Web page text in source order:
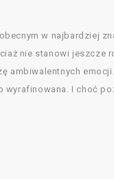
w najbardziej
nie stanowi
ambiwalentnych
I choć